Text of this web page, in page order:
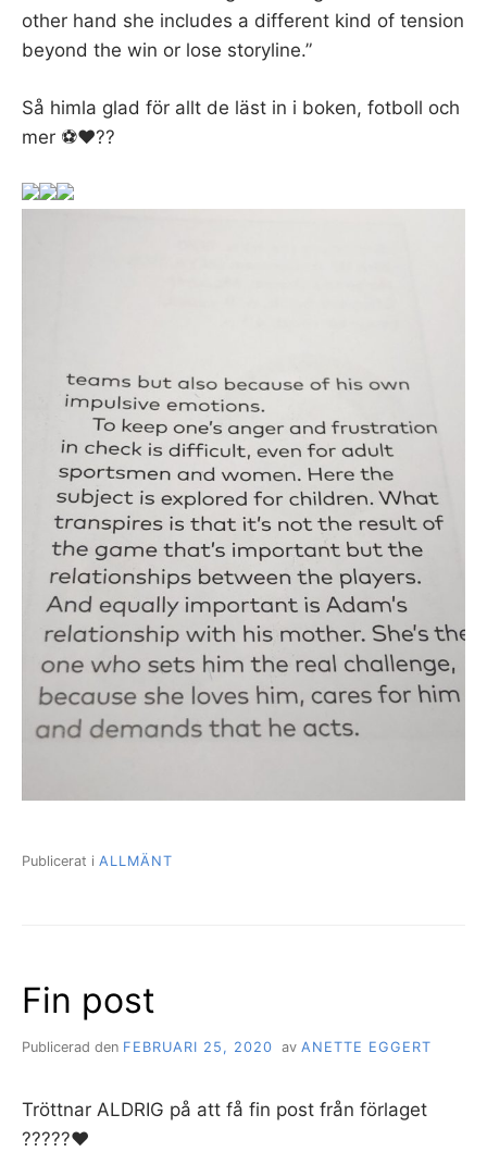
other hand she includes a different kind of tension
beyond the win or lose storyline.”
Så himla glad för allt de läst in i boken, fotboll och
mer ⚽️❤️??
Publicerat i ALLMÄNT
Fin post
Publicerad den FEBRUARI 25, 2020 av ANETTE EGGERT
Tröttnar ALDRIG på att få fin post från förlaget
?????❤️